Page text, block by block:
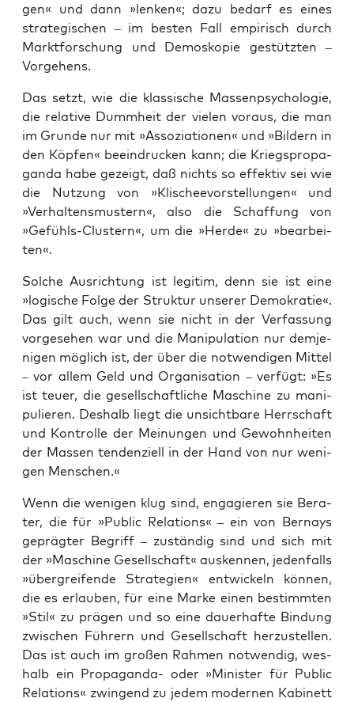
gen« und dann »len­ken«; dazu bedarf es eines
stra­te­gi­schen – im bes­ten Fall empi­risch durch
Markt­for­schung und Demo­sko­pie gestütz­ten –
Vorgehens.
Das setzt, wie die klas­si­sche Mas­sen­psy­cho­lo­gie,
die rela­ti­ve Dumm­heit der vie­len vor­aus, die man
im Grun­de nur mit »Asso­zia­tio­nen« und »Bil­dern in
den Köp­fen« beein­dru­cken kann; die Kriegs­pro­pa­
gan­da habe gezeigt, daß nichts so effek­tiv sei wie
die Nut­zung von »Kli­schee­vor­stel­lun­gen« und
»Ver­hal­tens­mus­tern«, also die Schaf­fung von
»Gefühls-Clus­tern«, um die »Her­de« zu »bear­bei­
ten«.
Sol­che Aus­rich­tung ist legi­tim, denn sie ist eine
»logi­sche Fol­ge der Struk­tur unse­rer Demo­kra­tie«.
Das gilt auch, wenn sie nicht in der Ver­fas­sung
vor­ge­se­hen war und die Mani­pu­la­ti­on nur dem­je­
ni­gen mög­lich ist, der über die not­wen­di­gen Mit­tel
– vor allem Geld und Orga­ni­sa­ti­on – ver­fügt: »Es
ist teu­er, die gesell­schaft­li­che Maschi­ne zu mani­
pu­lie­ren. Des­halb liegt die unsicht­ba­re Herr­schaft
und Kon­trol­le der Mei­nun­gen und Gewohn­hei­ten
der Mas­sen ten­den­zi­ell in der Hand von nur weni­
gen Menschen.«
Wenn die weni­gen klug sind, enga­gie­ren sie Bera­
ter, die für »Public Rela­ti­ons« – ein von Ber­nays
gepräg­ter Begriff – zustän­dig sind und sich mit
der »Maschi­ne Gesell­schaft« aus­ken­nen, jeden­falls
»über­grei­fen­de Stra­te­gien« ent­wi­ckeln kön­nen,
die es erlau­ben, für eine Mar­ke einen bestimm­ten
»Stil« zu prä­gen und so eine dau­er­haf­te Bin­dung
zwi­schen Füh­rern und Gesell­schaft her­zu­stel­len.
Das ist auch im gro­ßen Rah­men not­wen­dig, wes­
halb ein Pro­pa­gan­da- oder »Minis­ter für Public
Rela­ti­ons« zwin­gend zu jedem moder­nen Kabi­nett